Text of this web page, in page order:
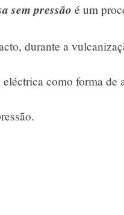
sem pressão é um
durante a
como forma de